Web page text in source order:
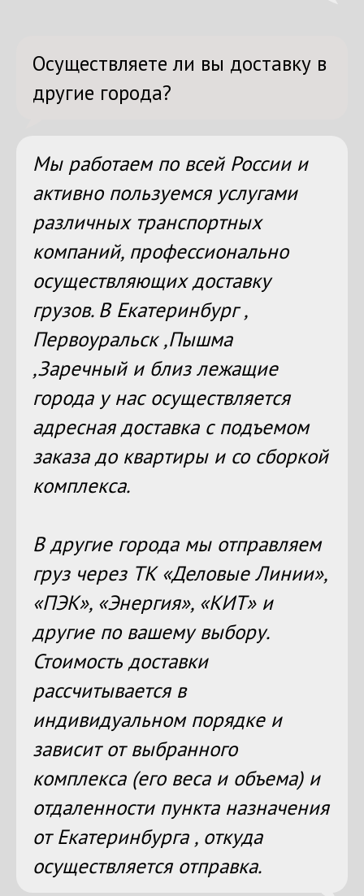
Осуществляете ли вы доставку в
другие города?
Мы работаем по всей России и
активно пользуемся услугами
различных транспортных
компаний, профессионально
осуществляющих доставку
грузов. В Екатеринбург ,
Первоуральск ,Пышма
,Заречный и близ лежащие
города у нас осуществляется
адресная доставка с подъемом
заказа до квартиры и со сборкой
комплекса.
В другие города мы отправляем
груз через ТК «Деловые Линии»,
«ПЭК», «Энергия», «КИТ» и
другие по вашему выбору.
Стоимость доставки
рассчитывается в
индивидуальном порядке и
зависит от выбранного
комплекса (его веса и объема) и
отдаленности пункта назначения
от Екатеринбурга , откуда
осуществляется отправка.